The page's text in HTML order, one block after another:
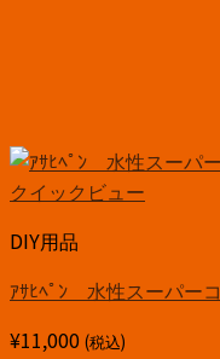
クイックビュー
DIY用品
ｱｻﾋﾍﾟﾝ 水性スーパー
¥11,000 (税込)